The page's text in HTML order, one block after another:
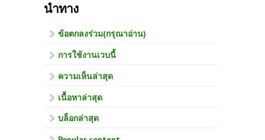
นำทาง
ข้อตกลงร่วม(กรุณาอ่าน)
การใช้งานเวบนี้
ความเห็นล่าสุด
เนื้อหาล่าสุด
บล็อกล่าสุด